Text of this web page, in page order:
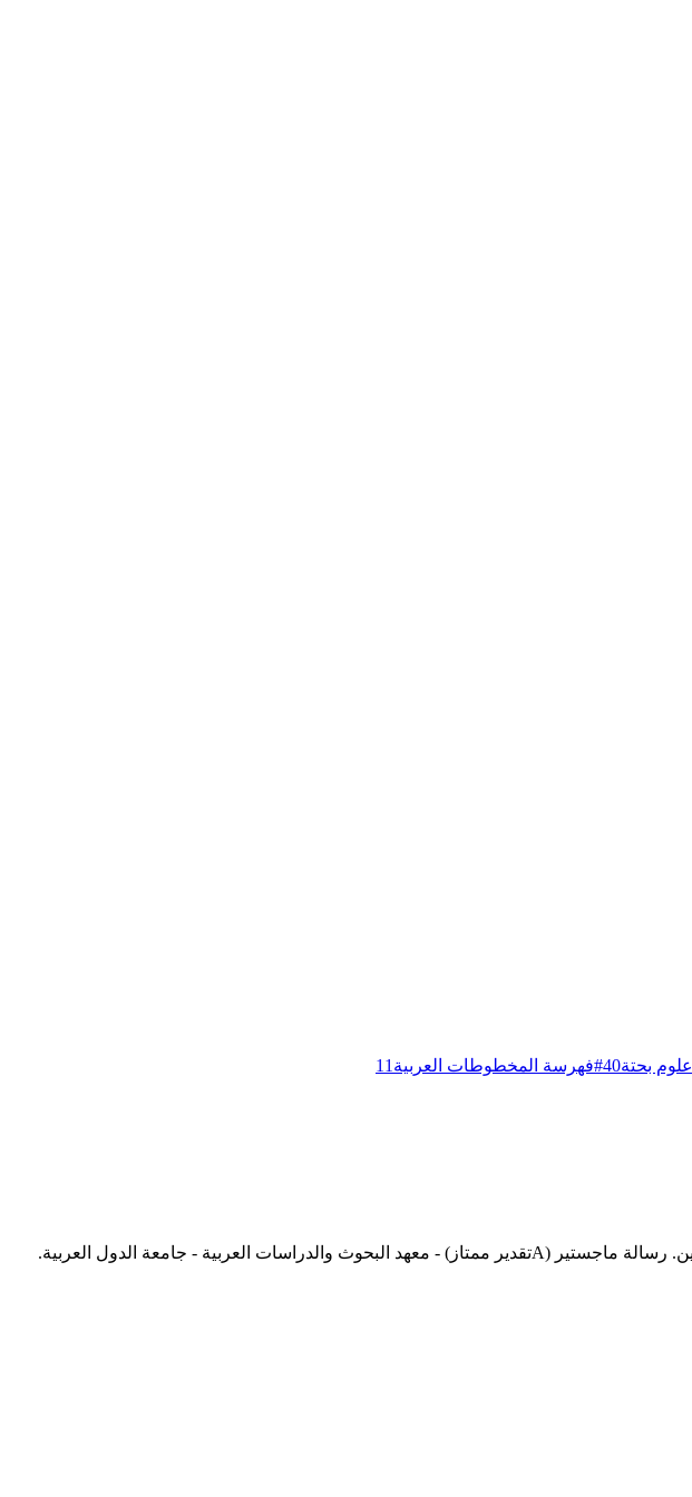
علوم بحتة40
#فهرسة المخطوطات العربية 11
فهرسة تراث مخطوطات الرياضيات في مكتبات العالم في ضوء دراسة نقدية لأعمال كارل بروكلمان وفؤاد سزگين. رسالة ماجستير (Aتقدير ممتاز) - معهد البحوث والدراسات العربية - جامعة الدول العربية.